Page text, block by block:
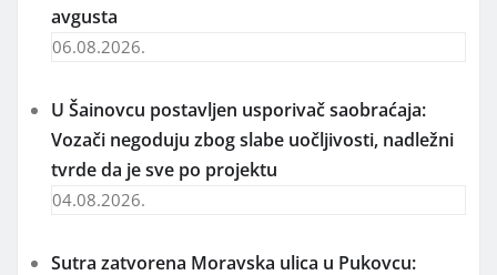
avgusta
06.08.2026.
U Šainovcu postavljen usporivač saobraćaja:
Vozači negoduju zbog slabe uočljivosti, nadležni
tvrde da je sve po projektu
04.08.2026.
Sutra zatvorena Moravska ulica u Pukovcu: